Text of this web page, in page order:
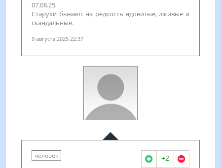
07.08.25
Старухи бывают на редкость ядовитые, лживые и
скандальные.
9 августа 2025 22:37
человек +2